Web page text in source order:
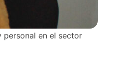
personal en el sector